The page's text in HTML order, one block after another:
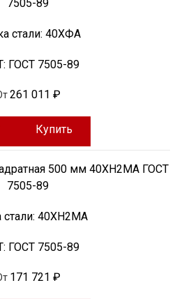
7505-89
стали: 40ХФА
ГОСТ 7505-89
261 011 ₽
Купить
500 мм 40ХН2МА ГОСТ
7505-89
40ХН2МА
ГОСТ 7505-89
171 721 ₽